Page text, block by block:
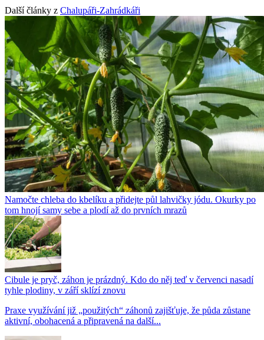
Další články z Chalupáři-Zahrádkáři
Namočte chleba do kbelíku a přidejte půl lahvičky jódu. Okurky po
tom hnojí samy sebe a plodí až do prvních mrazů
Cibule je pryč, záhon je prázdný. Kdo do něj teď v červenci nasadí
tyhle plodiny, v září sklízí znovu
Praxe využívání již „použitých“ záhonů zajišťuje, že půda zůstane
aktivní, obohacená a připravená na další...